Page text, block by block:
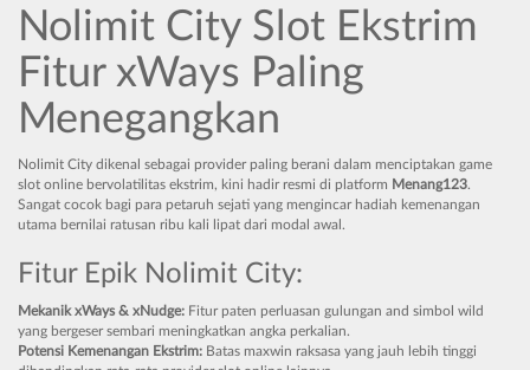
Nolimit City Slot Ekstrim
Fitur xWays Paling
Menegangkan
Nolimit City dikenal sebagai provider paling berani dalam menciptakan game
slot online bervolatilitas ekstrim, kini hadir resmi di platform Menang123.
Sangat cocok bagi para petaruh sejati yang mengincar hadiah kemenangan
utama bernilai ratusan ribu kali lipat dari modal awal.
Fitur Epik Nolimit City:
Mekanik xWays & xNudge: Fitur paten perluasan gulungan and simbol wild
yang bergeser sembari meningkatkan angka perkalian.
Potensi Kemenangan Ekstrim: Batas maxwin raksasa yang jauh lebih tinggi